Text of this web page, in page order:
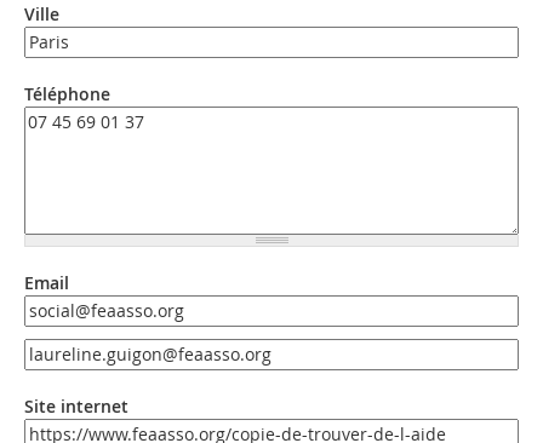
Ville
Téléphone
Email
Email
Email (valeur 2)
Site internet
URL